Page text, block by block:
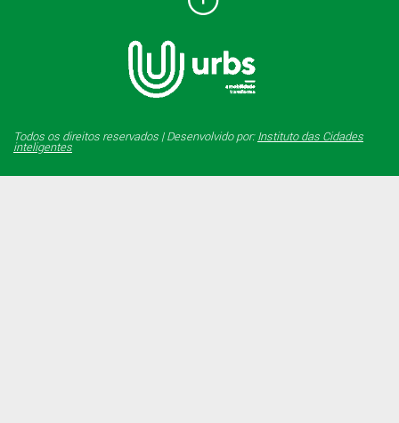
Todos os direitos reservados | Desenvolvido por:Instituto das Cidades
inteligentes